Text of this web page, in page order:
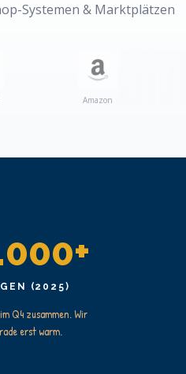
Systemen & Marktplätzen
(2025)
Q4 zusammen. Wir
erst warm.